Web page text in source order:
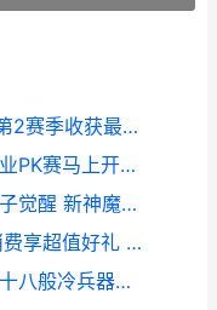
《暗黑破坏神：不朽》深渊之眼第2赛季收获最新魔神技能装备 暗黑破坏神2手机单机版
高战大神过招,魔域口袋版跨服职业PK赛马上开始 大神大战高挑
新神又至,魔域口袋版迎来星辰神子觉醒 新神魔大陆魔域
KK官方对战平台元旦狂欢,累计消费享超值好礼 kk官方对战平台下载
江湖兵器谱,《剑侠世界：起源》十八般冷兵器再现武林真功夫 江湖武器十八件猜一肖